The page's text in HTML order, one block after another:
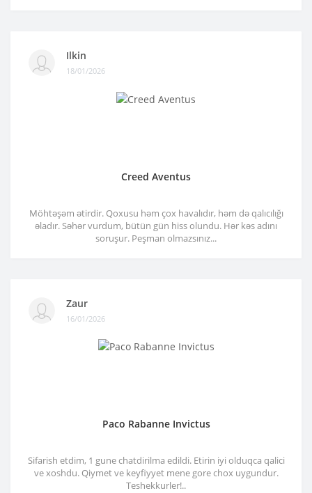
Ilkin
18/01/2026
Creed Aventus
Möhtəşəm ətirdir. Qoxusu həm çox havalıdır, həm də qalıcılığı
əladır. Səhər vurdum, bütün gün hiss olundu. Hər kəs adını
soruşur. Peşman olmazsınız...
Zaur
16/01/2026
Paco Rabanne Invictus
Sifarish etdim, 1 gune chatdirilma edildi. Etirin iyi olduqca qalici
ve xoshdu. Qiymet ve keyfiyyet mene gore chox uygundur.
Teshekkurler!..